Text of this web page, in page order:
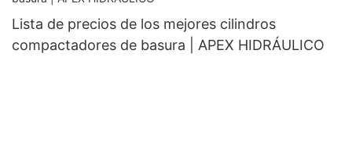
Lista de precios de los mejores cilindros
compactadores de basura | APEX HIDRÁULICO